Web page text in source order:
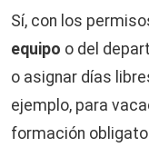
Sí, con los
equipo o del
o asignar días
ejemplo, para
formación